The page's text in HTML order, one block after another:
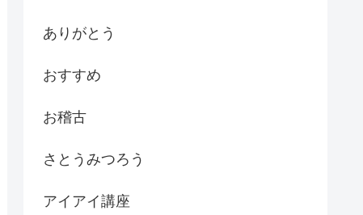
ありがとう
おすすめ
お稽古
さとうみつろう
アイアイ講座